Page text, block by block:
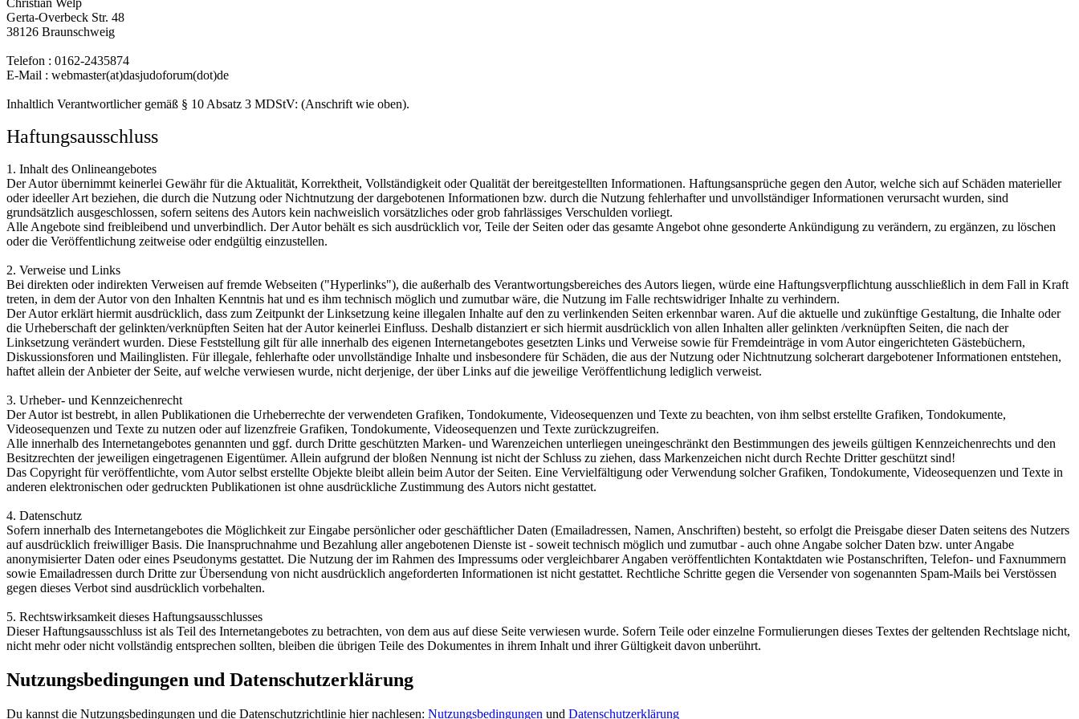
Christian Welp
Gerta-Overbeck Str. 48
38126 Braunschweig
Telefon : 0162-2435874
E-Mail : webmaster(at)dasjudoforum(dot)de
Inhaltlich Verantwortlicher gemäß § 10 Absatz 3 MDStV: (Anschrift wie oben).
Haftungsausschluss
1. Inhalt des Onlineangebotes
Der Autor übernimmt keinerlei Gewähr für die Aktualität, Korrektheit, Vollständigkeit oder Qualität der bereitgestellten Informationen. Haftungsansprüche gegen den Autor, welche sich auf Schäden materieller
oder ideeller Art beziehen, die durch die Nutzung oder Nichtnutzung der dargebotenen Informationen bzw. durch die Nutzung fehlerhafter und unvollständiger Informationen verursacht wurden, sind
grundsätzlich ausgeschlossen, sofern seitens des Autors kein nachweislich vorsätzliches oder grob fahrlässiges Verschulden vorliegt.
Alle Angebote sind freibleibend und unverbindlich. Der Autor behält es sich ausdrücklich vor, Teile der Seiten oder das gesamte Angebot ohne gesonderte Ankündigung zu verändern, zu ergänzen, zu löschen
oder die Veröffentlichung zeitweise oder endgültig einzustellen.
2. Verweise und Links
Bei direkten oder indirekten Verweisen auf fremde Webseiten ("Hyperlinks"), die außerhalb des Verantwortungsbereiches des Autors liegen, würde eine Haftungsverpflichtung ausschließlich in dem Fall in Kraft
treten, in dem der Autor von den Inhalten Kenntnis hat und es ihm technisch möglich und zumutbar wäre, die Nutzung im Falle rechtswidriger Inhalte zu verhindern.
Der Autor erklärt hiermit ausdrücklich, dass zum Zeitpunkt der Linksetzung keine illegalen Inhalte auf den zu verlinkenden Seiten erkennbar waren. Auf die aktuelle und zukünftige Gestaltung, die Inhalte oder
die Urheberschaft der gelinkten/verknüpften Seiten hat der Autor keinerlei Einfluss. Deshalb distanziert er sich hiermit ausdrücklich von allen Inhalten aller gelinkten /verknüpften Seiten, die nach der
Linksetzung verändert wurden. Diese Feststellung gilt für alle innerhalb des eigenen Internetangebotes gesetzten Links und Verweise sowie für Fremdeinträge in vom Autor eingerichteten Gästebüchern,
Diskussionsforen und Mailinglisten. Für illegale, fehlerhafte oder unvollständige Inhalte und insbesondere für Schäden, die aus der Nutzung oder Nichtnutzung solcherart dargebotener Informationen entstehen,
haftet allein der Anbieter der Seite, auf welche verwiesen wurde, nicht derjenige, der über Links auf die jeweilige Veröffentlichung lediglich verweist.
3. Urheber- und Kennzeichenrecht
Der Autor ist bestrebt, in allen Publikationen die Urheberrechte der verwendeten Grafiken, Tondokumente, Videosequenzen und Texte zu beachten, von ihm selbst erstellte Grafiken, Tondokumente,
Videosequenzen und Texte zu nutzen oder auf lizenzfreie Grafiken, Tondokumente, Videosequenzen und Texte zurückzugreifen.
Alle innerhalb des Internetangebotes genannten und ggf. durch Dritte geschützten Marken- und Warenzeichen unterliegen uneingeschränkt den Bestimmungen des jeweils gültigen Kennzeichenrechts und den
Besitzrechten der jeweiligen eingetragenen Eigentümer. Allein aufgrund der bloßen Nennung ist nicht der Schluss zu ziehen, dass Markenzeichen nicht durch Rechte Dritter geschützt sind!
Das Copyright für veröffentlichte, vom Autor selbst erstellte Objekte bleibt allein beim Autor der Seiten. Eine Vervielfältigung oder Verwendung solcher Grafiken, Tondokumente, Videosequenzen und Texte in
anderen elektronischen oder gedruckten Publikationen ist ohne ausdrückliche Zustimmung des Autors nicht gestattet.
4. Datenschutz
Sofern innerhalb des Internetangebotes die Möglichkeit zur Eingabe persönlicher oder geschäftlicher Daten (Emailadressen, Namen, Anschriften) besteht, so erfolgt die Preisgabe dieser Daten seitens des Nutzers
auf ausdrücklich freiwilliger Basis. Die Inanspruchnahme und Bezahlung aller angebotenen Dienste ist - soweit technisch möglich und zumutbar - auch ohne Angabe solcher Daten bzw. unter Angabe
anonymisierter Daten oder eines Pseudonyms gestattet. Die Nutzung der im Rahmen des Impressums oder vergleichbarer Angaben veröffentlichten Kontaktdaten wie Postanschriften, Telefon- und Faxnummern
sowie Emailadressen durch Dritte zur Übersendung von nicht ausdrücklich angeforderten Informationen ist nicht gestattet. Rechtliche Schritte gegen die Versender von sogenannten Spam-Mails bei Verstössen
gegen dieses Verbot sind ausdrücklich vorbehalten.
5. Rechtswirksamkeit dieses Haftungsausschlusses
Dieser Haftungsausschluss ist als Teil des Internetangebotes zu betrachten, von dem aus auf diese Seite verwiesen wurde. Sofern Teile oder einzelne Formulierungen dieses Textes der geltenden Rechtslage nicht,
nicht mehr oder nicht vollständig entsprechen sollten, bleiben die übrigen Teile des Dokumentes in ihrem Inhalt und ihrer Gültigkeit davon unberührt.
Nutzungsbedingungen und Datenschutzerklärung
Du kannst die Nutzungsbedingungen und die Datenschutzrichtlinie hier nachlesen: Nutzungsbedingungen und Datenschutzerklärung